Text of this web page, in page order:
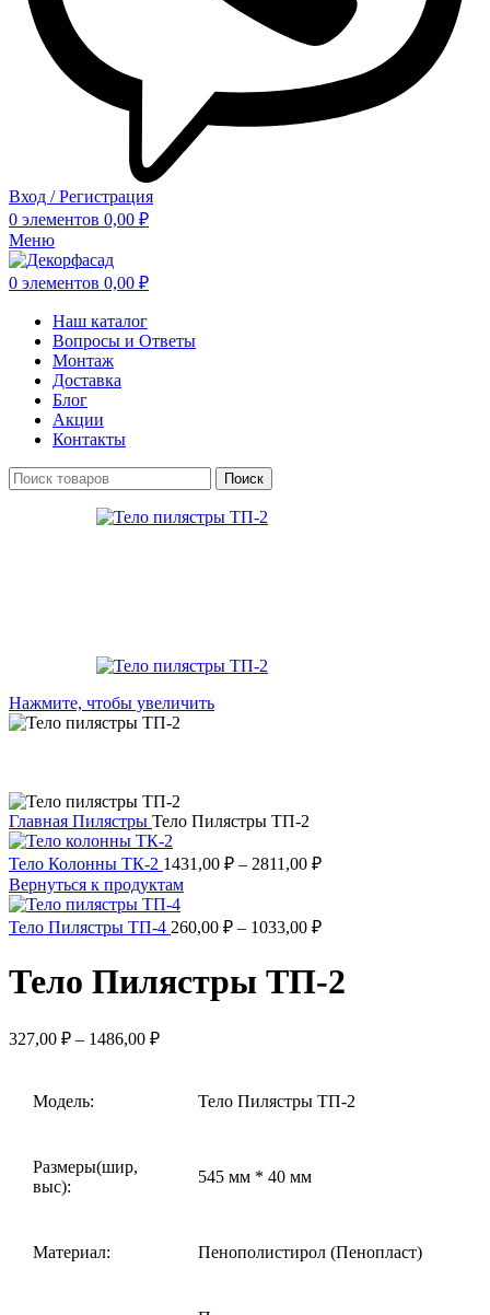
Вход / Регистрация
0 элементов 0,00 ₽
Меню
0 элементов 0,00 ₽
Наш каталог
Вопросы и Ответы
Монтаж
Доставка
Блог
Акции
Контакты
Поиск
Нажмите, чтобы увеличить
Главная Пилястры Тело Пилястры ТП-2
Тело Колонны ТК-2 1431,00 ₽ – 2811,00 ₽Диапазон
–
Вернуться к продуктам
Тело Пилястры ТП-4 260,00 ₽ – 1033,00 ₽Диапазон
–
Тело Пилястры ТП-2
327,00 ₽ – 1486,00 ₽Диапазон
Модель: Тело Пилястры ТП-2
Размеры(шир,
выс):
545 мм * 40 мм
Материал: Пенополистирол (Пенопласт)